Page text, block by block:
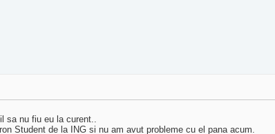
sa nu fiu eu la curent..
Student de la ING si nu am avut probleme cu el pana acum.